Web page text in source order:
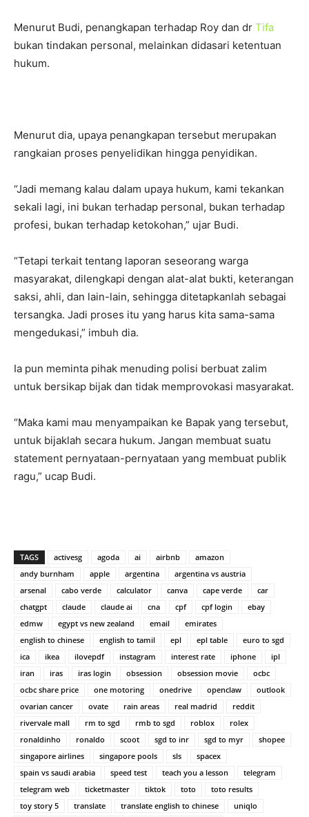
Menurut Budi, penangkapan terhadap Roy dan dr Tifa
bukan tindakan personal, melainkan didasari ketentuan
hukum.
Menurut dia, upaya penangkapan tersebut merupakan
rangkaian proses penyelidikan hingga penyidikan.
“Jadi memang kalau dalam upaya hukum, kami tekankan
sekali lagi, ini bukan terhadap personal, bukan terhadap
profesi, bukan terhadap ketokohan,” ujar Budi.
“Tetapi terkait tentang laporan seseorang warga
masyarakat, dilengkapi dengan alat-alat bukti, keterangan
saksi, ahli, dan lain-lain, sehingga ditetapkanlah sebagai
tersangka. Jadi proses itu yang harus kita sama-sama
mengedukasi,” imbuh dia.
Ia pun meminta pihak menuding polisi berbuat zalim
untuk bersikap bijak dan tidak memprovokasi masyarakat.
“Maka kami mau menyampaikan ke Bapak yang tersebut,
untuk bijaklah secara hukum. Jangan membuat suatu
statement pernyataan-pernyataan yang membuat publik
ragu,” ucap Budi.
TAGS activesg agoda ai airbnb
amazon
andy burnham
apple argentina
argentina vs austria
arsenal
cabo verde calculator canva cape verde
car
chatgpt
claude claude ai cna cpf cpf login
ebay
edmw
egypt vs new zealand email
emirates
english to chinese
english to tamil epl epl table
euro to sgd
ica
ikea ilovepdf instagram interest rate iphone
ipl
iran
iras iras login obsession obsession movie
ocbc
ocbc share price
one motoring onedrive openclaw
outlook
ovarian cancer
ovate rain areas real madrid
reddit
rivervale mall
rm to sgd rmb to sgd roblox
rolex
ronaldinho
ronaldo scoot sgd to inr sgd to myr
shopee
singapore airlines
singapore pools sls
spacex
spain vs saudi arabia
speed test teach you a lesson
telegram
telegram web
ticketmaster tiktok toto
toto results
toy story 5
translate translate english to chinese uniqlo